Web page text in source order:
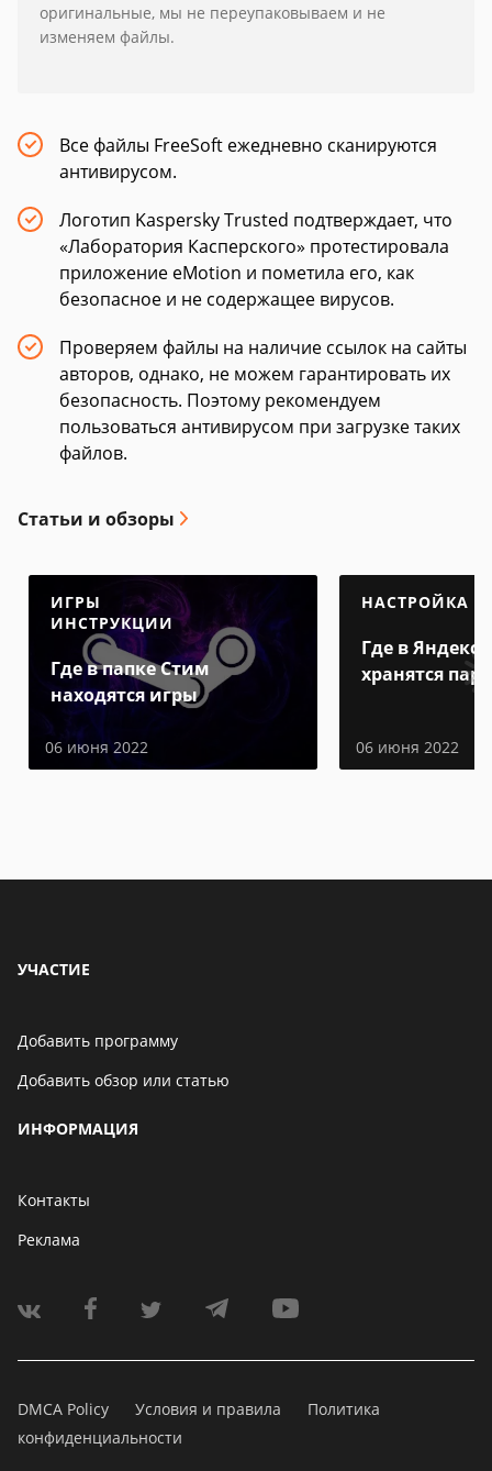
оригинальные, мы не переупаковываем и не
изменяем файлы.
Все файлы FreeSoft ежедневно сканируются
антивирусом.
Логотип Kaspersky Trusted подтверждает, что
«Лаборатория Касперского» протестировала
приложение eMotion и пометила его, как
безопасное и не содержащее вирусов.
Проверяем файлы на наличие ссылок на сайты
авторов, однако, не можем гарантировать их
безопасность. Поэтому рекомендуем
пользоваться антивирусом при загрузке таких
файлов.
Статьи и обзоры
ИГРЫ
ИНСТРУКЦИИ
Где в папке Стим
находятся игры
06 июня 2022
НАСТРОЙКА
Где в Яндекс
хранятся
06 июня 2022
УЧАСТИЕ
Добавить программу
Добавить обзор или статью
ИНФОРМАЦИЯ
Контакты
Реклама
DMCA Policy Условия и правила
Политика
конфиденциальности